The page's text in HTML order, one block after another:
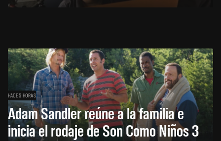
HACE 5 HORAS
Adam Sandler reúne a la familia e
inicia el rodaje de Son Como Niños 3